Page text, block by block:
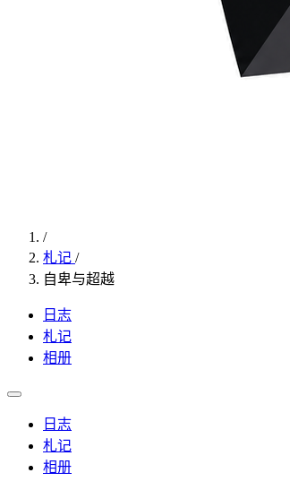
/
札记 /
自卑与超越
日志
札记
相册
日志
札记
相册